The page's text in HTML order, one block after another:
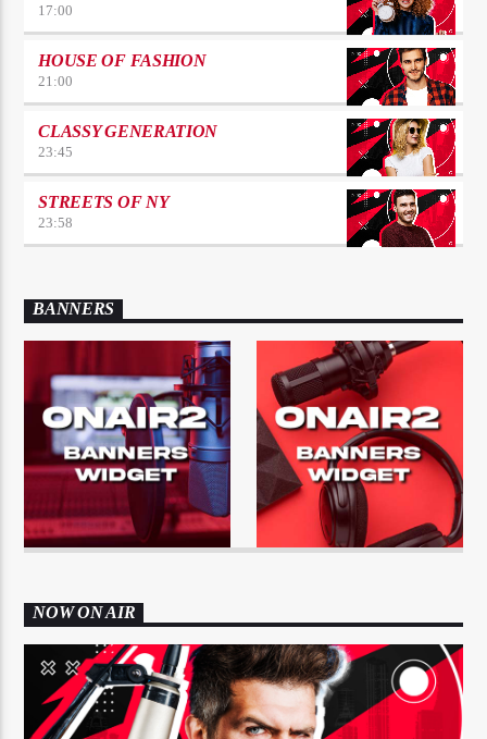
17:00
HOUSE OF FASHION
21:00
CLASSY GENERATION
23:45
STREETS OF NY
23:58
BANNERS
NOW ON AIR